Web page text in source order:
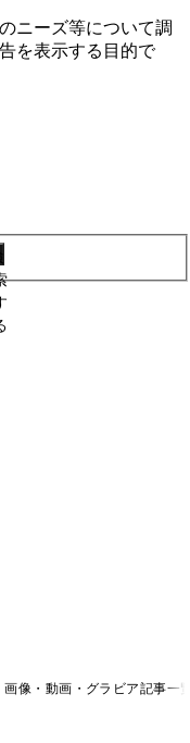
ニーズ等について調
を表⽰する⽬的で
画像・動画・グラビア記事一